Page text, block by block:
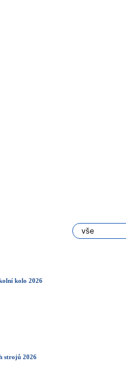
kolo 2026
strojů 2026